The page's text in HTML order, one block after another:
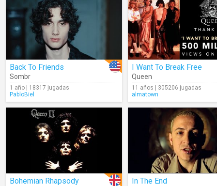
Back To Friends
Sombr
1 año | 18317 jugadas
PabloBiel
I Want To Break Free
Queen
11 años | 305206 jugadas
almatown
Bohemian Rhapsody In The End